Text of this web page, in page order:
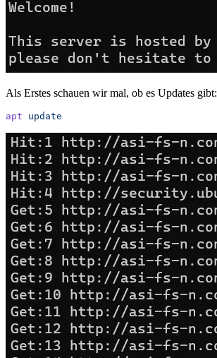
Als Erstes schauen wir mal, ob es Updates gibt:
apt update